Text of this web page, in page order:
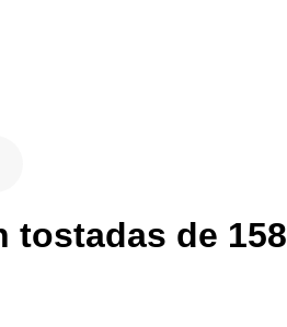
tostadas de 158